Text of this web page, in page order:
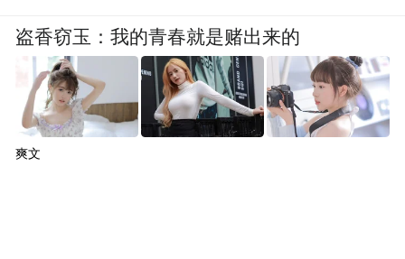
盗香窃玉：我的青春就是赌出来的
爽文